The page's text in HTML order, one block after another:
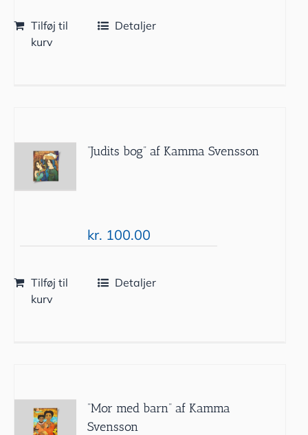
Tilføj til
kurv
Detaljer
”Judits bog” af Kamma Svensson
kr. 100.00
Tilføj til
kurv
Detaljer
”Mor med barn” af Kamma
Svensson